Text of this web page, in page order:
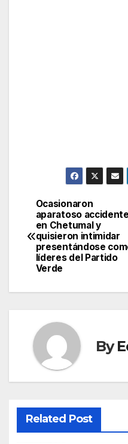
Post
navigation
Ocasionaron
aparatoso accidente
en Chetumal y
quisieron intimidar
presentándose
líderes del Partido
Verde
By
Related Post